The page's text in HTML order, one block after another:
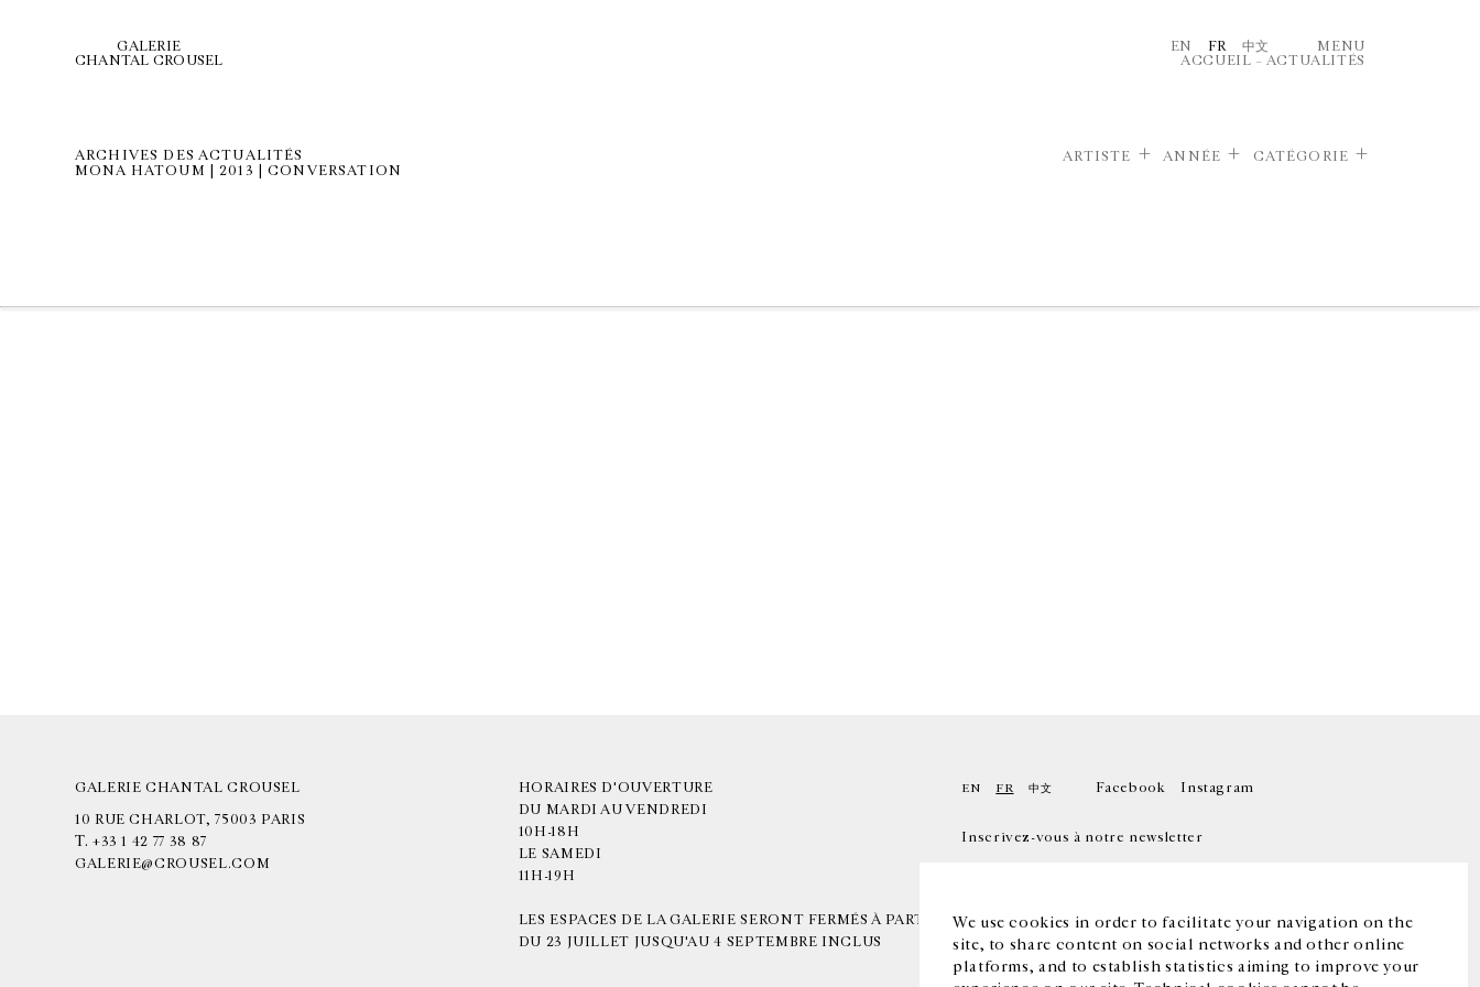
We use cookies in order to facilitate your navigation on the
site, to share content on social networks and other online
platforms, and to establish statistics aiming to improve your
GALERIE
CHANTAL CROUSEL
EN FR 中文
MENU
ACCUEIL – ACTUALITÉS
ARCHIVES DES ACTUALITÉS
MONA HATOUM | 2013 | CONVERSATION
ARTISTE ANNÉE CATÉGORIE
GALERIE CHANTAL CROUSEL
10 RUE CHARLOT, 75003 PARIS
T. +33 1 42 77 38 87
GALERIE@CROUSEL.COM
HORAIRES D'OUVERTURE
DU MARDI AU VENDREDI
10H-18H
LE SAMEDI
11H-19H
LES ESPACES DE LA GALERIE SERONT FERMÉS À PARTIR
DU 23 JUILLET JUSQU'AU 4 SEPTEMBRE INCLUS
EN FR 中文 Facebook Instagram
Inscrivez-vous à notre newsletter